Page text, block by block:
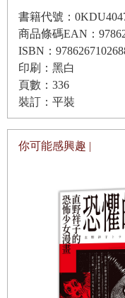
弄傷老太太之後就逃
得很得體，不過，如
的懲罰就顯得太執拗
是把狸貓整得半死不
售，改寫成狸貓單純
那些懲罰的恥辱與痛
當了。這隻狸貓本來
時，被老爺爺捉到，
但牠苦苦掙扎還是想
書籍代號：
商品條碼EAN：
ISBN：
印刷：黑白
頁數：336
裝訂：平裝
你可能感興趣 |